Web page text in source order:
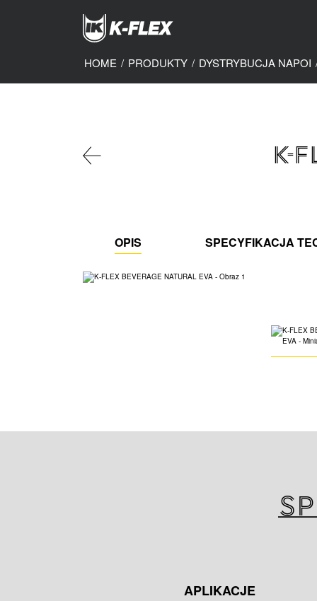
HOME / PRODUKTY / DYSTRYBUCJA NAPOI
K-
OPIS SPECYFIKACJA
APLIKACJE